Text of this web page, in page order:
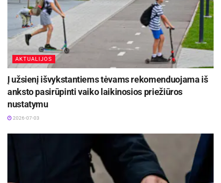
AKTUALIJOS
Į užsienį išvykstantiems tėvams rekomenduojama iš
anksto pasirūpinti vaiko laikinosios priežiūros
nustatymu
2026-07-03